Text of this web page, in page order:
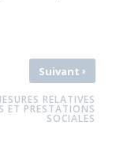
Suivant›
RELATIVES
ET PRESTATIONS
SOCIALES